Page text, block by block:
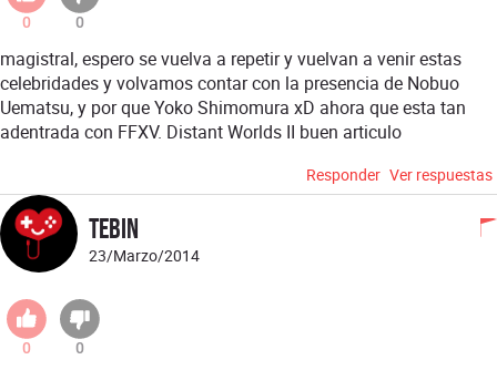
0 0
magistral, espero se vuelva a repetir y vuelvan a venir estas
celebridades y volvamos contar con la presencia de Nobuo
Uematsu, y por que Yoko Shimomura xD ahora que esta tan
adentrada con FFXV. Distant Worlds II buen articulo
Responder Ver respuestas
tebin
23/Marzo/2014
0 0